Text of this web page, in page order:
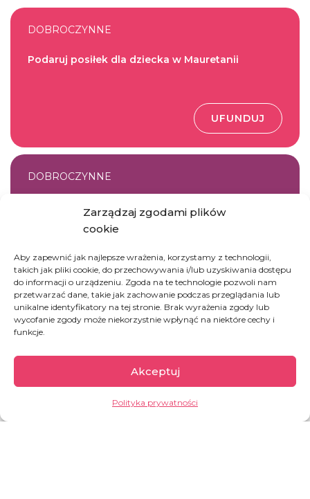
Zarządzaj zgodami plików
cookie
Aby zapewnić jak najlepsze wrażenia, korzystamy z technologii,
takich jak pliki cookie, do przechowywania i/lub uzyskiwania dostępu
do informacji o urządzeniu. Zgoda na te technologie pozwoli nam
przetwarzać dane, takie jak zachowanie podczas przeglądania lub
unikalne identyfikatory na tej stronie. Brak wyrażenia zgody lub
wycofanie zgody może niekorzystnie wpłynąć na niektóre cechy i
funkcje.
Akceptuj
Polityka prywatności
DOBROCZYNNE
Podaruj posiłek dla dziecka w Mauretanii
UFUNDUJ
DOBROCZYNNE
Ufunduj posiłek dla samotnej matki uciekającej
UFUNDUJ
ANIOŁ
Dołącz do drużyny Siostry Carmen